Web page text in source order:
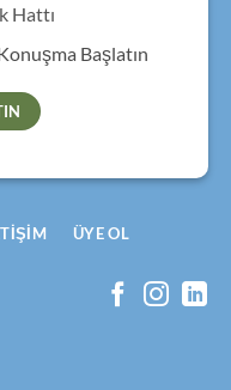
Hattı
Başlatın
ÜYE OL